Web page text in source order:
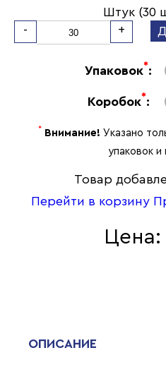
Штук (30
-
+
Упаковок*:
Коробок*:
* Внимание! Указано
упаковок и
Товар
Перейти в корзину
Цена:
ОПИСАНИЕ